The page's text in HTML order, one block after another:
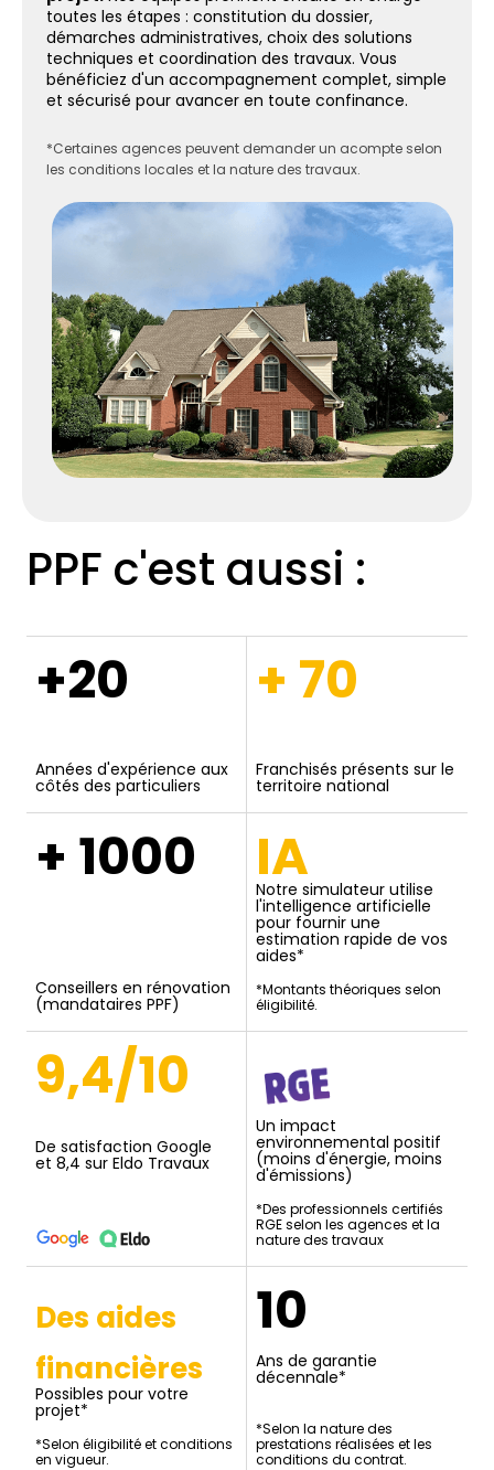
toutes les étapes : constitution du dossier,
démarches administratives, choix des solutions
techniques et coordination des travaux. Vous
bénéficiez d'un accompagnement complet, simple
et sécurisé pour avancer en toute confinance.
*Certaines agences peuvent demander un acompte selon
les conditions locales et la nature des travaux.
PPF c'est aussi :
+20
Années d'expérience aux
côtés des particuliers
+ 70
Franchisés présents sur le
territoire national
+ 1000
Conseillers en rénovation
(mandataires PPF)
IA
Notre simulateur utilise
l'intelligence artificielle
pour fournir une
estimation rapide de vos
aides*
*Montants théoriques selon
éligibilité.
9,4/10
De satisfaction Google
et 8,4 sur Eldo Travaux
Un impact
environnemental positif
(moins d'énergie, moins
d'émissions)
*Des professionnels certifiés
RGE selon les agences et la
nature des travaux
Des aides
financières
Possibles pour votre
projet*
*Selon éligibilité et conditions
en vigueur.
10
Ans de garantie
décennale*
*Selon la nature des
prestations réalisées et les
conditions du contrat.